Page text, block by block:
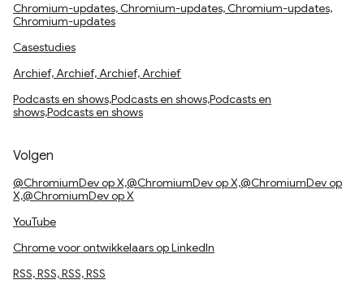
Chromium-updates, Chromium-updates, Chromium-updates,
Chromium-updates
Casestudies
Archief, Archief, Archief, Archief
Podcasts en shows,Podcasts en shows,Podcasts en
shows,Podcasts en shows
Volgen
@ChromiumDev op X,@ChromiumDev op X,@ChromiumDev op
X,@ChromiumDev op X
YouTube
Chrome voor ontwikkelaars op LinkedIn
RSS, RSS, RSS, RSS